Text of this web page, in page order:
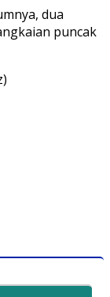
dua
puncak